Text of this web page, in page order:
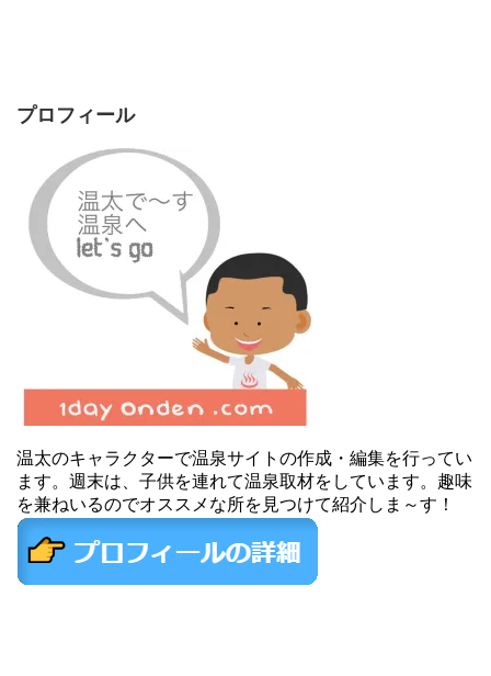
プロフィール
温太のキャラクターで温泉サイトの作成・編集を行ってい
ます。週末は、子供を連れて温泉取材をしています。趣味
を兼ねいるのでオススメな所を見つけて紹介しま～す！